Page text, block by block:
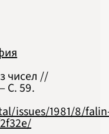
чисел //
С. 59.
issues/1981/8/